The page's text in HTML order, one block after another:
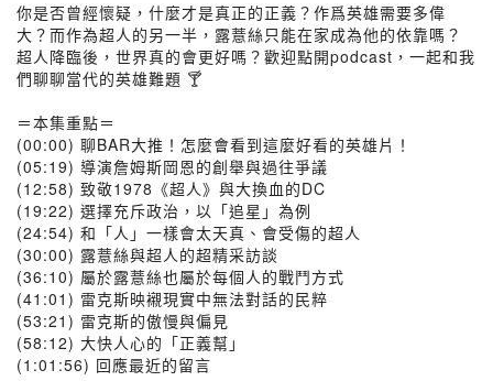
你是否曾經懷疑，什麼才是真正的正義？作爲英雄需要多偉
大？而作為超人的另一半，露薏絲只能在家成為他的依靠嗎？
超人降臨後，世界真的會更好嗎？歡迎點開podcast，一起和我
們聊聊當代的英雄難題 🍸
＝本集重點＝
(00:00) 聊BAR大推！怎麼會看到這麼好看的英雄片！
(05:19) 導演詹姆斯岡恩的創舉與過往爭議
(12:58) 致敬1978《超人》與大換血的DC
(19:22) 選擇充斥政治，以「追星」為例
(24:54) 和「人」一樣會太天真、會受傷的超人
(30:00) 露薏絲與超人的超精采訪談
(36:10) 屬於露薏絲也屬於每個人的戰鬥方式
(41:01) 雷克斯映襯現實中無法對話的民粹
(53:21) 雷克斯的傲慢與偏見
(58:12) 大快人心的「正義幫」
(1:01:56) 回應最近的留言